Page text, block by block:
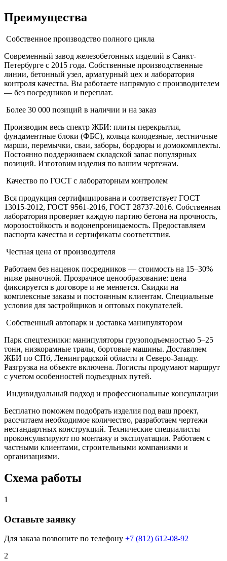
Преимущества
Собственное производство полного цикла
Современный завод железобетонных изделий в Санкт-
Петербурге с 2015 года. Собственные производственные
линии, бетонный узел, арматурный цех и лаборатория
контроля качества. Вы работаете напрямую с производителем
— без посредников и переплат.
Более 30 000 позиций в наличии и на заказ
Производим весь спектр ЖБИ: плиты перекрытия,
фундаментные блоки (ФБС), кольца колодезные, лестничные
марши, перемычки, сваи, заборы, бордюры и домокомплекты.
Постоянно поддерживаем складской запас популярных
позиций. Изготовим изделия по вашим чертежам.
Качество по ГОСТ с лабораторным контролем
Вся продукция сертифицирована и соответствует ГОСТ
13015-2012, ГОСТ 9561-2016, ГОСТ 28737-2016. Собственная
лаборатория проверяет каждую партию бетона на прочность,
морозостойкость и водонепроницаемость. Предоставляем
паспорта качества и сертификаты соответствия.
Честная цена от производителя
Работаем без наценок посредников — стоимость на 15–30%
ниже рыночной. Прозрачное ценообразование: цена
фиксируется в договоре и не меняется. Скидки на
комплексные заказы и постоянным клиентам. Специальные
условия для застройщиков и оптовых покупателей.
Собственный автопарк и доставка манипулятором
Парк спецтехники: манипуляторы грузоподъемностью 5–25
тонн, низкорамные тралы, бортовые машины. Доставляем
ЖБИ по СПб, Ленинградской области и Северо-Западу.
Разгрузка на объекте включена. Логисты продумают маршрут
с учетом особенностей подъездных путей.
Индивидуальный подход и профессиональные консультации
Бесплатно поможем подобрать изделия под ваш проект,
рассчитаем необходимое количество, разработаем чертежи
нестандартных конструкций. Технические специалисты
проконсультируют по монтажу и эксплуатации. Работаем с
частными клиентами, строительными компаниями и
организациями.
Схема работы
1
Оставьте заявку
Для заказа позвоните по телефону +7 (812) 612-08-92
2